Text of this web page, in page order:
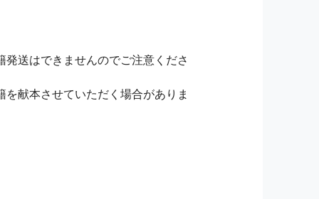
送はできませんのでご注意くださ
献本させていただく場合がありま